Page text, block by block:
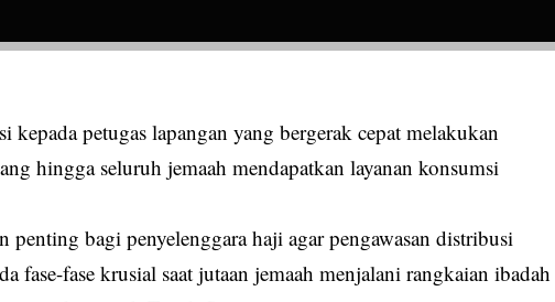
kepada petugas lapangan yang bergerak cepat melakukan
hingga seluruh jemaah mendapatkan layanan konsumsi
penting bagi penyelenggara haji agar pengawasan distribusi
fase-fase krusial saat jutaanjemaah menjalani rangkaian